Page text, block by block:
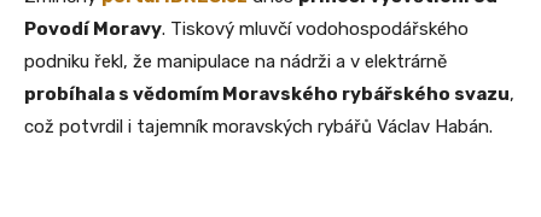
Povodí Moravy. Tiskový mluvčí vodohospodářského
podniku řekl, že manipulace na nádrži a v elektrárně
probíhala s vědomím Moravského rybářského svazu,
což potvrdil i tajemník moravských rybářů Václav Habán.